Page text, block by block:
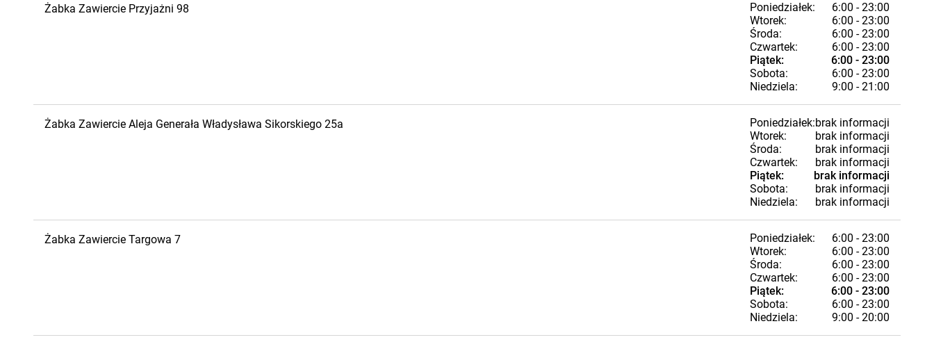
Żabka Zawiercie Przyjażni 98 Poniedziałek:
6:00 - 23:00
Wtorek:
6:00 - 23:00
Środa:
6:00 - 23:00
Czwartek:
6:00 - 23:00
Piątek:
6:00 - 23:00
Sobota:
6:00 - 23:00
Niedziela:
9:00 - 21:00
Żabka Zawiercie Aleja Generała Władysława Sikorskiego 25a Poniedziałek:brak informacji
Wtorek:
brak informacji
Środa:
brak informacji
Czwartek:
brak informacji
Piątek:
brak informacji
Sobota:
brak informacji
Niedziela:
brak informacji
Żabka Zawiercie Targowa 7 Poniedziałek:
6:00 - 23:00
Wtorek:
6:00 - 23:00
Środa:
6:00 - 23:00
Czwartek:
6:00 - 23:00
Piątek:
6:00 - 23:00
Sobota:
6:00 - 23:00
Niedziela:
9:00 - 20:00